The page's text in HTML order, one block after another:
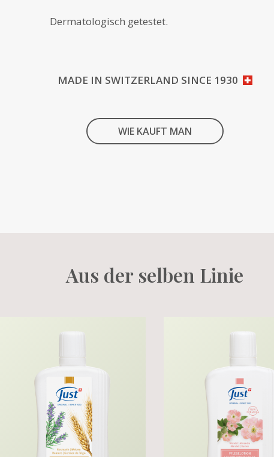
Dermatologisch getestet.
MADE IN SWITZERLAND SINCE 1930
WIE KAUFT MAN
Aus der selben Linie